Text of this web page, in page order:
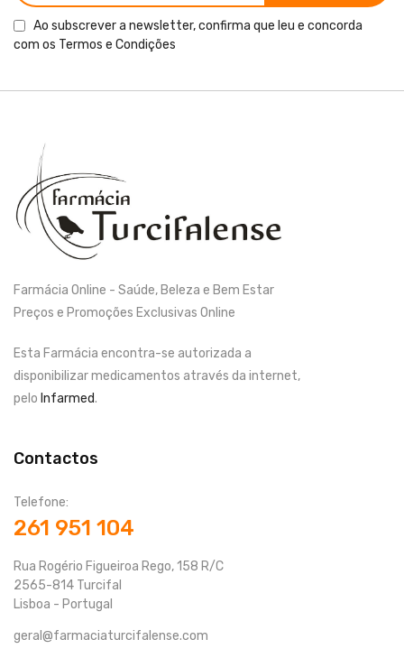
Ao subscrever a newsletter, confirma que leu e concorda
com os Termos e Condições
Farmácia Online - Saúde, Beleza e Bem Estar
Preços e Promoções Exclusivas Online
Esta Farmácia encontra-se autorizada a
disponibilizar medicamentos através da internet,
pelo Infarmed.
Contactos
Telefone:
261 951 104
Rua Rogério Figueiroa Rego, 158 R/C
2565-814 Turcifal
Lisboa - Portugal
geral@farmaciaturcifalense.com